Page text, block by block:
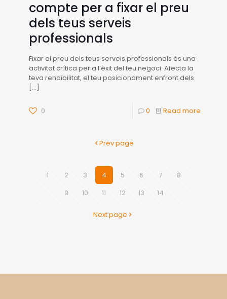
compte per a fixar el preu
dels teus serveis
professionals
Fixar el preu dels teus serveis professionals és una
activitat crítica per a l’èxit del teu negoci. Afecta la
teva rendibilitat, el teu posicionament enfront dels
[…]
0 0 Read more
Prev page
1 2 3 4 5 6 7
8
9
10 11 12 13 14
Next page